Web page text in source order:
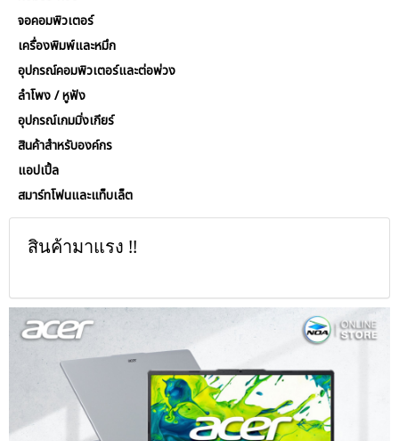
จอคอมพิวเตอร์
เครื่องพิมพ์และหมึก
อุปกรณ์คอมพิวเตอร์และต่อพ่วง
ลำโพง / หูฟัง
อุปกรณ์เกมมิ่งเกียร์
สินค้าสำหรับองค์กร
แอปเปิ้ล
สมาร์ทโฟนและแท็บเล็ต
สินค้ามาแรง !!